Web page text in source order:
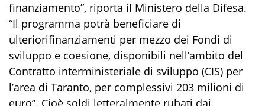
finanziamento”, riporta il Ministero della Difesa.
“Il programma potrà beneficiare di
ulteriorifinanziamenti per mezzo dei Fondi di
sviluppo e coesione, disponibili nell’ambito del
Contratto interministeriale di sviluppo (CIS) per
l’area di Taranto, per complessivi 203 milioni di